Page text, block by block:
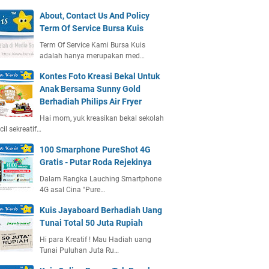
About, Contact Us And Policy
Term Of Service Bursa Kuis
Term Of Service Kami Bursa Kuis
adalah hanya merupakan med…
Kontes Foto Kreasi Bekal Untuk
Anak Bersama Sunny Gold
Berhadiah Philips Air Fryer
Hai mom, yuk kreasikan bekal sekolah
sekreatif…
100 Smarphone PureShot 4G
Gratis - Putar Roda Rejekinya
Dalam Rangka Lauching Smartphone
4G asal Cina "Pure…
Kuis Jayaboard Berhadiah Uang
Tunai Total 50 Juta Rupiah
Hi para Kreatif ! Mau Hadiah uang
Tunai Puluhan Juta Ru…